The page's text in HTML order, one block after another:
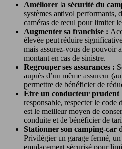
Améliorer la sécurité du
systèmes antivol performants,
caméras de recul pour limiter
Augmenter sa franchise :
élevée peut réduire
mais assurez-vous de pouvoir
montant en cas de sinistre.
Regrouper ses assurances :
auprès d’un même assureur
permettre de bénéficier de
Être un conducteur prudent
responsable, respecter le code
est le meilleur moyen de
conduite et de bénéficier de
Stationner son camping-car
Privilégier un garage fermé,
emplacement sécurisé pour